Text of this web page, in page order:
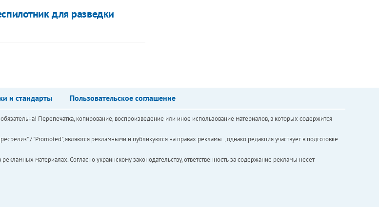
для разведки
и стандарты Пользовательское соглашение
Перепечатка, копирование, воспроизведение или иное использование материалов, в которых содержится
/ "Promoted", являются рекламными и публикуются на правах рекламы. , однако редакция участвует в подготовке
материалах. Согласно украинскому законодательству, ответственность за содержание рекламы несет